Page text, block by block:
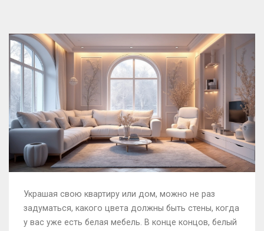
Украшая свою квартиру или дом, можно не раз
задуматься, какого цвета должны быть стены, когда
у вас уже есть белая мебель. В конце концов, белый